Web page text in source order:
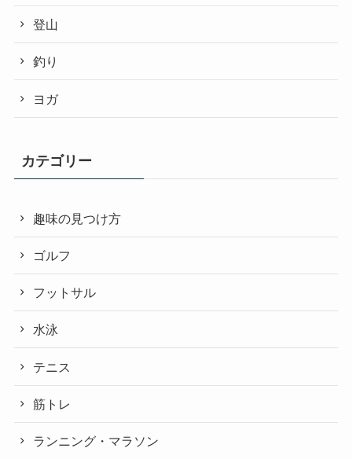
登山
釣り
ヨガ
カテゴリー
趣味の見つけ方
ゴルフ
フットサル
水泳
テニス
筋トレ
ランニング・マラソン